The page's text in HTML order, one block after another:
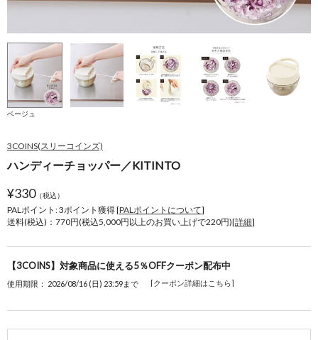
ベージュ
3COINS(スリーコインズ)
ハンディーチョッパー／KITINTO
¥330（税込）
PALポイント: 3ポイント獲得 [PALポイントについて]
送料(税込)：770円(税込5,000円以上のお買い上げで220円)[詳細]
【3COINS】対象商品に使える5％OFFクーポン配布中
使用期限： 2026/08/16 (日) 23:59まで [クーポン詳細はこちら]